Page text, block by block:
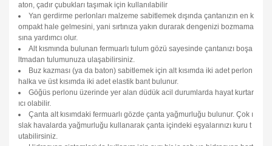
aton, çadır çubukları taşımak için kullanılabilir
Yan gerdirme perlonları malzeme sabitlemek dışında çantanızın en k
ompakt hale gelmesini, yani sırtınıza yakın durarak dengenizi bozmama
sına yardımcı olur.
Alt kısmında bulunan fermuarlı tulum gözü sayesinde çantanızı boşa
ltmadan tulumunuza ulaşabilirsiniz.
Buz kazması (ya da baton) sabitlemek için alt kısımda iki adet perlon
halka ve üst kısımda iki adet elastik bant bulunur.
Göğüs perlonu üzerinde yer alan düdük acil durumlarda hayat kurtar
ıcı olabilir.
Çanta alt kısımdaki fermuarlı gözde çanta yağmurluğu bulunur. Çok ı
slak havalarda yağmurluğu kullanarak çanta içindeki eşyalarınızı kuru t
utabilirsiniz.